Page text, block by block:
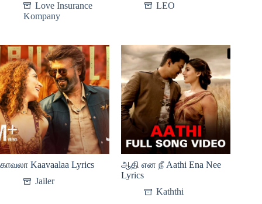
Love Insurance
Kompany
LEO
காவலா Kaavaalaa Lyrics
Jailer
ஆதி என நீ Aathi Ena Nee
Lyrics
Kaththi